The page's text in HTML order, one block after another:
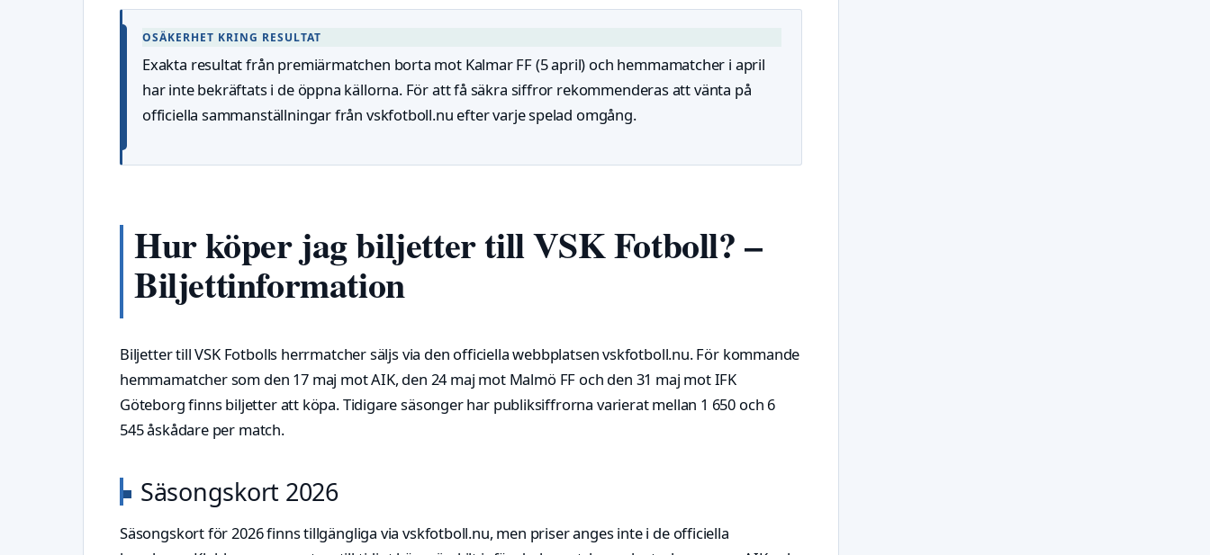
OSÄKERHET KRING RESULTAT
Exakta resultat från premiärmatchen borta mot Kalmar FF (5 april) och hemmamatcher i april
har inte bekräftats i de öppna källorna. För att få säkra siffror rekommenderas att vänta på
officiella sammanställningar från vskfotboll.nu efter varje spelad omgång.
Hur köper jag biljetter till VSK Fotboll? –
Biljettinformation
Biljetter till VSK Fotbolls herrmatcher säljs via den officiella webbplatsen vskfotboll.nu. För kommande
hemmamatcher som den 17 maj mot AIK, den 24 maj mot Malmö FF och den 31 maj mot IFK
Göteborg finns biljetter att köpa. Tidigare säsonger har publiksiffrorna varierat mellan 1 650 och 6
545 åskådare per match.
Säsongskort 2026
Säsongskort för 2026 finns tillgängliga via vskfotboll.nu, men priser anges inte i de officiella